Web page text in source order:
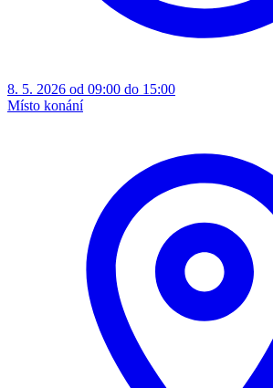
8. 5. 2026 od 09:00 do 15:00
Místo konání